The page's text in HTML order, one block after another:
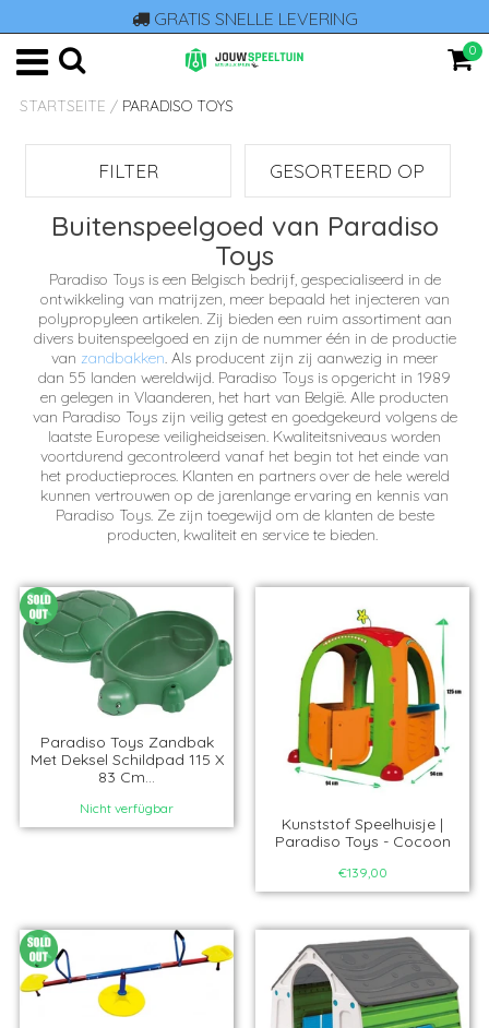
GRATIS SNELLE LEVERING
0
STARTSEITE / PARADISO TOYS
FILTER GESORTEERD OP
Buitenspeelgoed van Paradiso
Toys
Paradiso Toys is een Belgisch bedrijf, gespecialiseerd in de
ontwikkeling van matrijzen, meer bepaald het injecteren van
polypropyleen artikelen. Zij bieden een ruim assortiment aan
divers buitenspeelgoed en zijn de nummer één in de productie
van zandbakken. Als producent zijn zij aanwezig in meer
dan 55 landen wereldwijd. Paradiso Toys is opgericht in 1989
en gelegen in Vlaanderen, het hart van België. Alle producten
van Paradiso Toys zijn veilig getest en goedgekeurd volgens de
laatste Europese veiligheidseisen. Kwaliteitsniveaus worden
voortdurend gecontroleerd vanaf het begin tot het einde van
het productieproces. Klanten en partners over de hele wereld
kunnen vertrouwen op de jarenlange ervaring en kennis van
Paradiso Toys. Ze zijn toegewijd om de klanten de beste
producten, kwaliteit en service te bieden.
Paradiso Toys Zandbak
Met Deksel Schildpad 115 X
83 Cm...
Nicht verfügbar
Kunststof Speelhuisje |
Paradiso Toys - Cocoon
€139,00